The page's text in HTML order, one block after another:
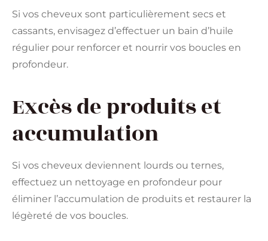
Si vos cheveux sont particulièrement secs et
cassants, envisagez d’effectuer un bain d’huile
régulier pour renforcer et nourrir vos boucles en
profondeur.
Excès de produits et
accumulation
Si vos cheveux deviennent lourds ou ternes,
effectuez un nettoyage en profondeur pour
éliminer l’accumulation de produits et restaurer la
légèreté de vos boucles.